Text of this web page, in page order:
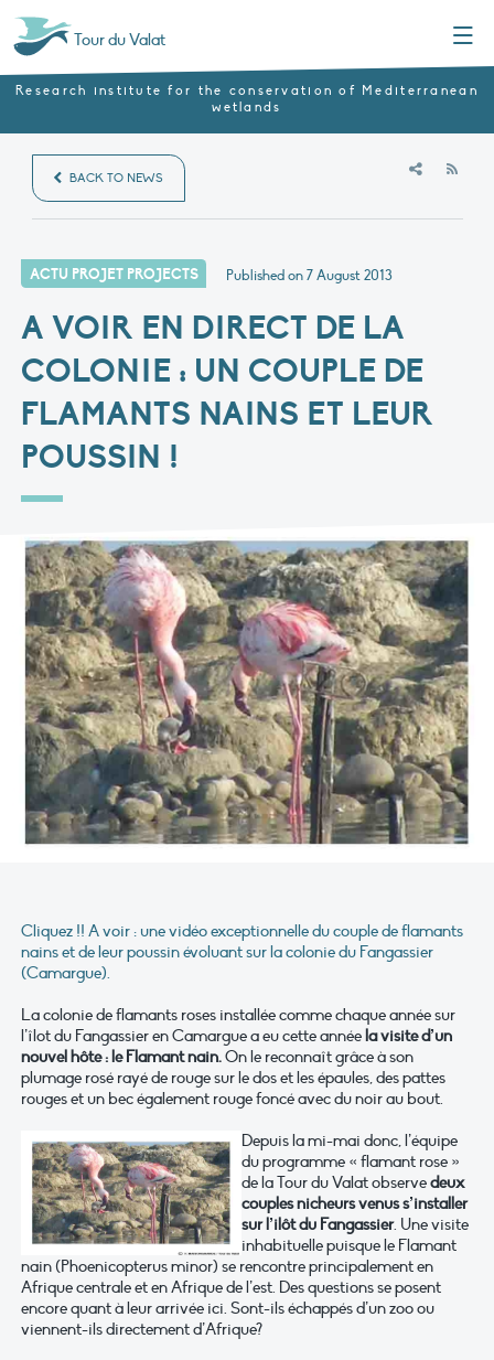
Tour du Valat
Research institute for the conservation of Mediterranean
wetlands
BACK TO NEWS
ACTU PROJET PROJECTS Published on7 August 2013
A VOIR EN DIRECT DE LA
COLONIE : UN COUPLE DE
FLAMANTS NAINS ET LEUR
POUSSIN !
Cliquez !! A voir : une vidéo exceptionnelle du couple de flamants
nains et de leur poussin évoluant sur la colonie du Fangassier
(Camargue).
La colonie de flamants roses installée comme chaque année sur
l’îlot du Fangassier en Camargue a eu cette année la visite d’un
nouvel hôte : le Flamant nain.On le reconnaît grâce à son
plumage rosé rayé de rouge sur le dos et les épaules, des pattes
rouges et un bec également rouge foncé avec du noir au bout.
Depuis la mi-mai donc, l’équipe
du programme « flamant rose »
de la Tour du Valat observedeux
couples nicheurs venus s’installer
sur l’ilôt du Fangassier. Une visite
inhabituelle puisque le Flamant
nain (Phoenicopterus minor) se rencontre principalement en
Afrique centrale et en Afrique de l’est. Des questions se posent
encore quant à leur arrivée ici. Sont-ils échappés d’un zoo ou
viennent-ils directement d’Afrique?